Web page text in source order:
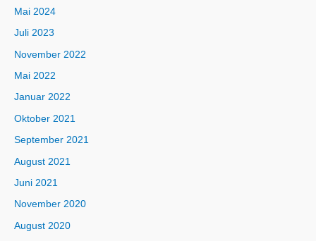
Mai 2024
Juli 2023
November 2022
Mai 2022
Januar 2022
Oktober 2021
September 2021
August 2021
Juni 2021
November 2020
August 2020